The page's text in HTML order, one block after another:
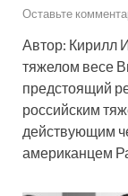
Оставьте
Автор: Кирилл
тяжелом весе
предстоящий
российским
действующим
американцем